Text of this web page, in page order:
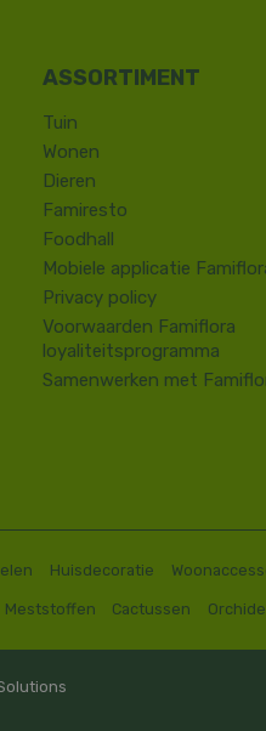
Tuin
Wonen
Dieren
Famiresto
Foodhall
Mobiele applicatie
Privacy policy
Voorwaarden Famiflora
loyaliteitsprogramma
Samenwerken met
Huisdecoratie
Meststoffen Cactussen